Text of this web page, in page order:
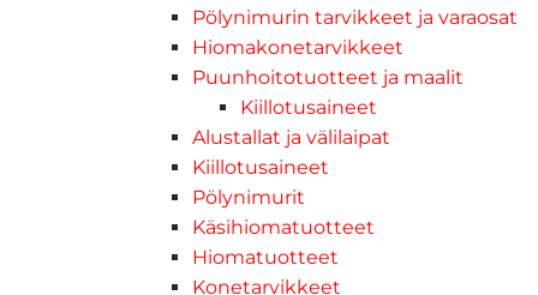
Pölynimurin tarvikkeet ja varaosat
Hiomakonetarvikkeet
Puunhoitotuotteet ja maalit
Kiillotusaineet
Alustallat ja välilaipat
Kiillotusaineet
Pölynimurit
Käsihiomatuotteet
Hiomatuotteet
Konetarvikkeet